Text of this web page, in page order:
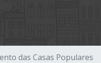
das Casas Populares